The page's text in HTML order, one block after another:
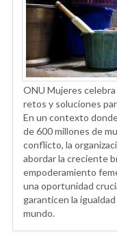
ONU Mujeres
retos y soluciones
En un contexto
de 600 millones de
conflicto, la
abordar la creciente
empoderamiento
una oportunidad
garanticen la
mundo.